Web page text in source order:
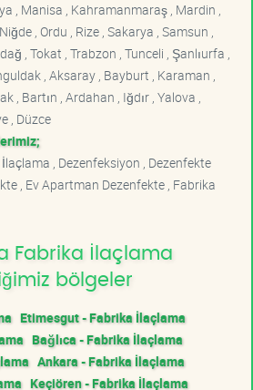
, Manisa , Kahramanmaraş , Mardin ,
, Ordu , Rize , Sakarya , Samsun ,
, Tokat , Trabzon , Tunceli , Şanlıurfa ,
, Aksaray , Bayburt , Karaman ,
, Bartın , Ardahan , Iğdır , Yalova ,
, Düzce
, Dezenfeksiyon , Dezenfekte
, Ev Apartman Dezenfekte , Fabrika
Fabrika İlaçlama
bölgeler
Etimesgut - Fabrika İlaçlama
Bağlıca - Fabrika İlaçlama
Ankara - Fabrika İlaçlama
Keçiören - Fabrika İlaçlama